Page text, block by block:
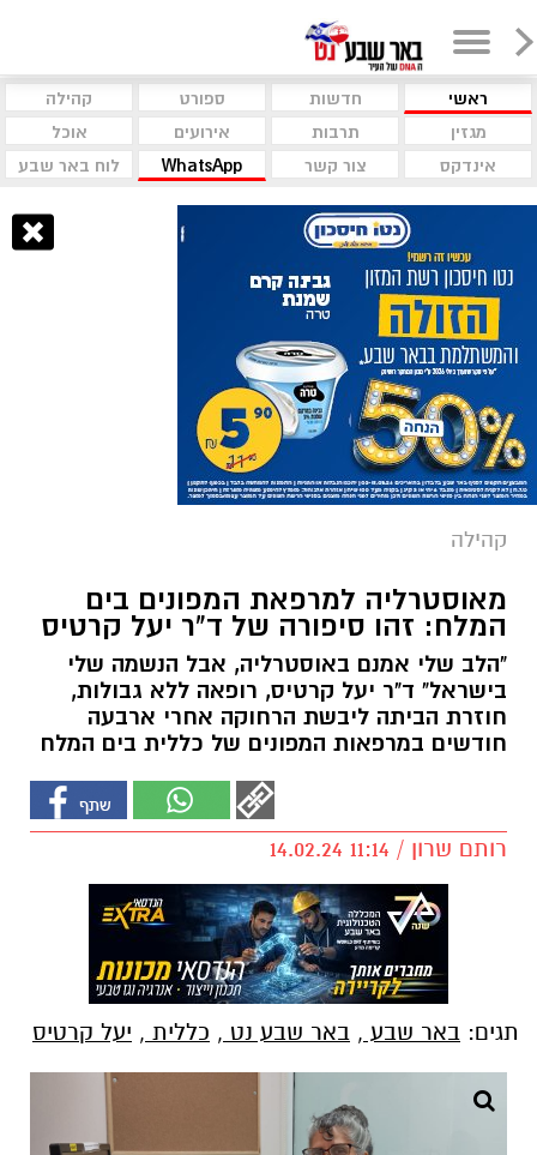
ראשי חדשות ספורט
קהילה
מגזין
תרבות אירועים
אוכל
אינדקס
צור קשר WhatsApp לוח באר שבע
קהילה
מאוסטרליה למרפאת המפונים בים
המלח: זהו סיפורה של ד"ר יעל קרטיס
"הלב שלי אמנם באוסטרליה, אבל הנשמה שלי
בישראל" ד"ר יעל קרטיס, רופאה ללא גבולות,
חוזרת הביתה ליבשת הרחוקה אחרי ארבעה
חודשים במרפאות המפונים של כללית בים המלח
רותם שרון / 11:14 14.02.24
תגים: באר שבע , באר שבע נט , כללית , יעל קרטיס